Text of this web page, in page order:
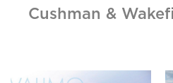
Cushman &